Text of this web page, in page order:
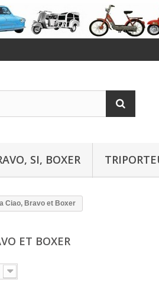
SI, BOXER
Ciao, Bravo et Boxer
ET BOXER